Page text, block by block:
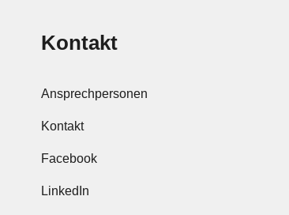
Kontakt
Ansprechpersonen
Kontakt
Facebook
LinkedIn